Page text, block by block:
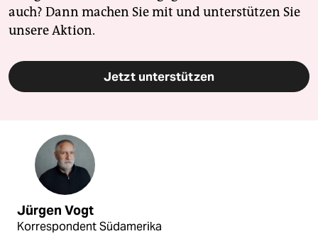
auch? Dann machen Sie mit und unterstützen Sie
unsere Aktion.
Jetzt unterstützen
Jürgen Vogt
Korrespondent Südamerika